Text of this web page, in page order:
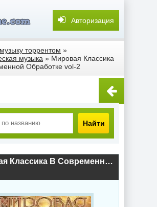
Авторизация
торрентом »
музыка » Мировая Классика
Обработке vol-2
Найти
Мировая Классика В Современной Обработке vol-2 (2018) скачать торрент